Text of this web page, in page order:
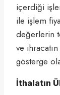
içerdiği
ile işlem
değerlerin
ve
gösterge
İthalatın